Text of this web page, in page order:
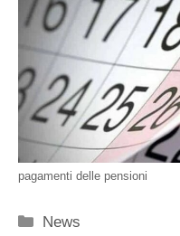
pagamenti delle pensioni
Categorie
News